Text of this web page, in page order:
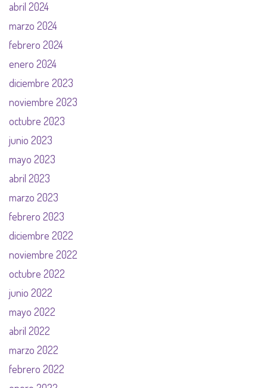
abril 2024
marzo 2024
febrero 2024
enero 2024
diciembre 2023
noviembre 2023
octubre 2023
junio 2023
mayo 2023
abril 2023
marzo 2023
febrero 2023
diciembre 2022
noviembre 2022
octubre 2022
junio 2022
mayo 2022
abril 2022
marzo 2022
febrero 2022